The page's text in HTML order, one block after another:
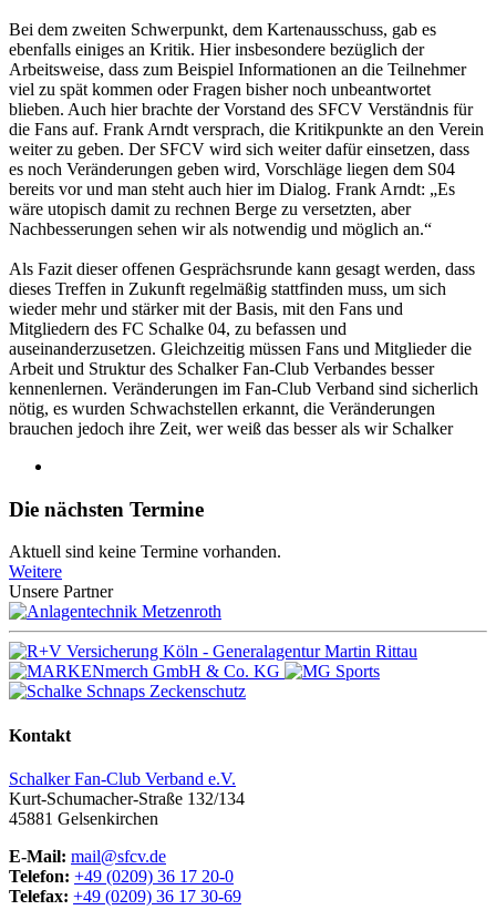
Bei dem zweiten Schwerpunkt, dem Kartenausschuss, gab es
ebenfalls einiges an Kritik. Hier insbesondere bezüglich der
Arbeitsweise, dass zum Beispiel Informationen an die Teilnehmer
viel zu spät kommen oder Fragen bisher noch unbeantwortet
blieben. Auch hier brachte der Vorstand des SFCV Verständnis für
die Fans auf. Frank Arndt versprach, die Kritikpunkte an den Verein
weiter zu geben. Der SFCV wird sich weiter dafür einsetzen, dass
es noch Veränderungen geben wird, Vorschläge liegen dem S04
bereits vor und man steht auch hier im Dialog. Frank Arndt: „Es
wäre utopisch damit zu rechnen Berge zu versetzten, aber
Nachbesserungen sehen wir als notwendig und möglich an.“
Als Fazit dieser offenen Gesprächsrunde kann gesagt werden, dass
dieses Treffen in Zukunft regelmäßig stattfinden muss, um sich
wieder mehr und stärker mit der Basis, mit den Fans und
Mitgliedern des FC Schalke 04, zu befassen und
auseinanderzusetzen. Gleichzeitig müssen Fans und Mitglieder die
Arbeit und Struktur des Schalker Fan-Club Verbandes besser
kennenlernen. Veränderungen im Fan-Club Verband sind sicherlich
nötig, es wurden Schwachstellen erkannt, die Veränderungen
brauchen jedoch ihre Zeit, wer weiß das besser als wir Schalker
Die nächsten Termine
Aktuell sind keine Termine vorhanden.
Weitere
Unsere Partner
Kontakt
Schalker Fan-Club Verband e.V.
Kurt-Schumacher-Straße 132/134
45881 Gelsenkirchen
E-Mail: mail@sfcv.de
Telefon: +49 (0209) 36 17 20-0
Telefax: +49 (0209) 36 17 30-69